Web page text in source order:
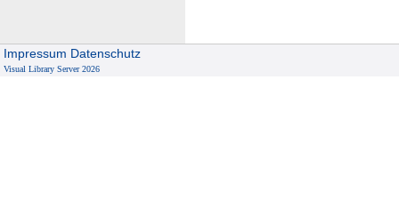
Impressum Datenschutz
Visual Library Server 2026